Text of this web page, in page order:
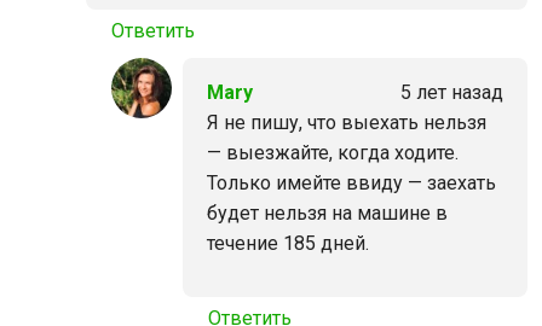
Ответить
Mary
5 лет назад
Я не пишу, что выехать нельзя
— выезжайте, когда ходите.
Только имейте ввиду — заехать
будет нельзя на машине в
течение 185 дней.
Ответить